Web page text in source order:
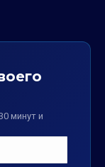
минут и